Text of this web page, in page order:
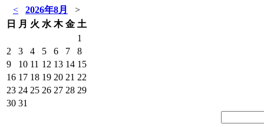
< 2026年8月
>
日
月 火 水 木 金 土
1
2
3 4 5 6 7
8
9
10 11 12 13 14 15
16 17 18 19 20 21 22
23 24 25 26 27 28 29
30 31